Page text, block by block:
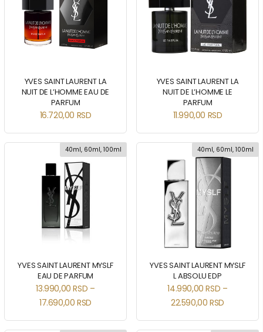
YVES SAINT LAURENT LA
NUIT DE L’HOMME EAU DE
PARFUM
16.720,00 RSD
YVES SAINT LAURENT LA
NUIT DE L’HOMME LE
PARFUM
11.990,00 RSD
40ml, 60ml, 100ml
YVES SAINT LAURENT MYSLF
EAU DE PARFUM
13.990,00RSD –
17.690,00RSD
40ml, 60ml, 100ml
YVES SAINT LAURENT MYSLF
L ABSOLU EDP
14.990,00RSD –
22.590,00RSD